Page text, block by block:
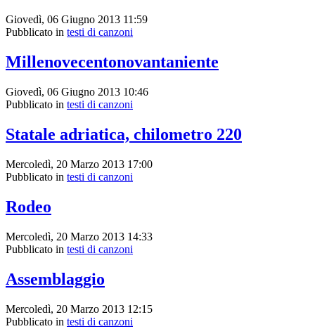
Giovedì, 06 Giugno 2013 11:59
Pubblicato in testi di canzoni
Millenovecentonovantaniente
Giovedì, 06 Giugno 2013 10:46
Pubblicato in testi di canzoni
Statale adriatica, chilometro 220
Mercoledì, 20 Marzo 2013 17:00
Pubblicato in testi di canzoni
Rodeo
Mercoledì, 20 Marzo 2013 14:33
Pubblicato in testi di canzoni
Assemblaggio
Mercoledì, 20 Marzo 2013 12:15
Pubblicato in testi di canzoni